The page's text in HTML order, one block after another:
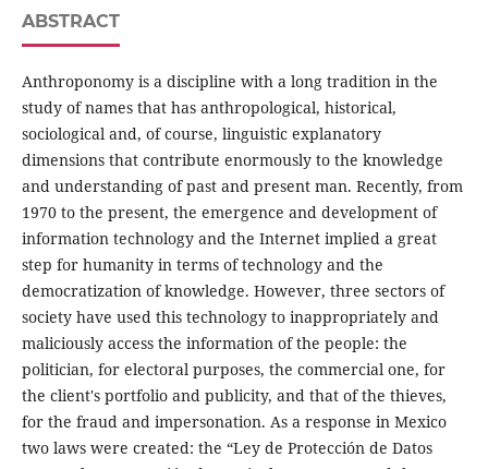
ABSTRACT
Anthroponomy is a discipline with a long tradition in the
study of names that has anthropological, historical,
sociological and, of course, linguistic explanatory
dimensions that contribute enormously to the knowledge
and understanding of past and present man. Recently, from
1970 to the present, the emergence and development of
information technology and the Internet implied a great
step for humanity in terms of technology and the
democratization of knowledge. However, three sectors of
society have used this technology to inappropriately and
maliciously access the information of the people: the
politician, for electoral purposes, the commercial one, for
the client's portfolio and publicity, and that of the thieves,
for the fraud and impersonation. As a response in Mexico
two laws were created: the “Ley de Protección de Datos